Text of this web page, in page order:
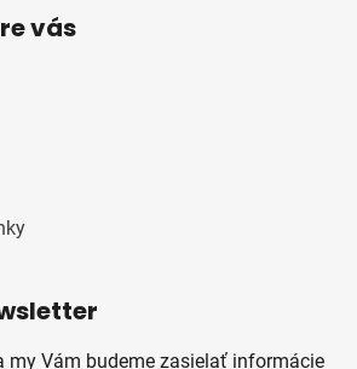
vás
my Vám budeme zasielať informácie